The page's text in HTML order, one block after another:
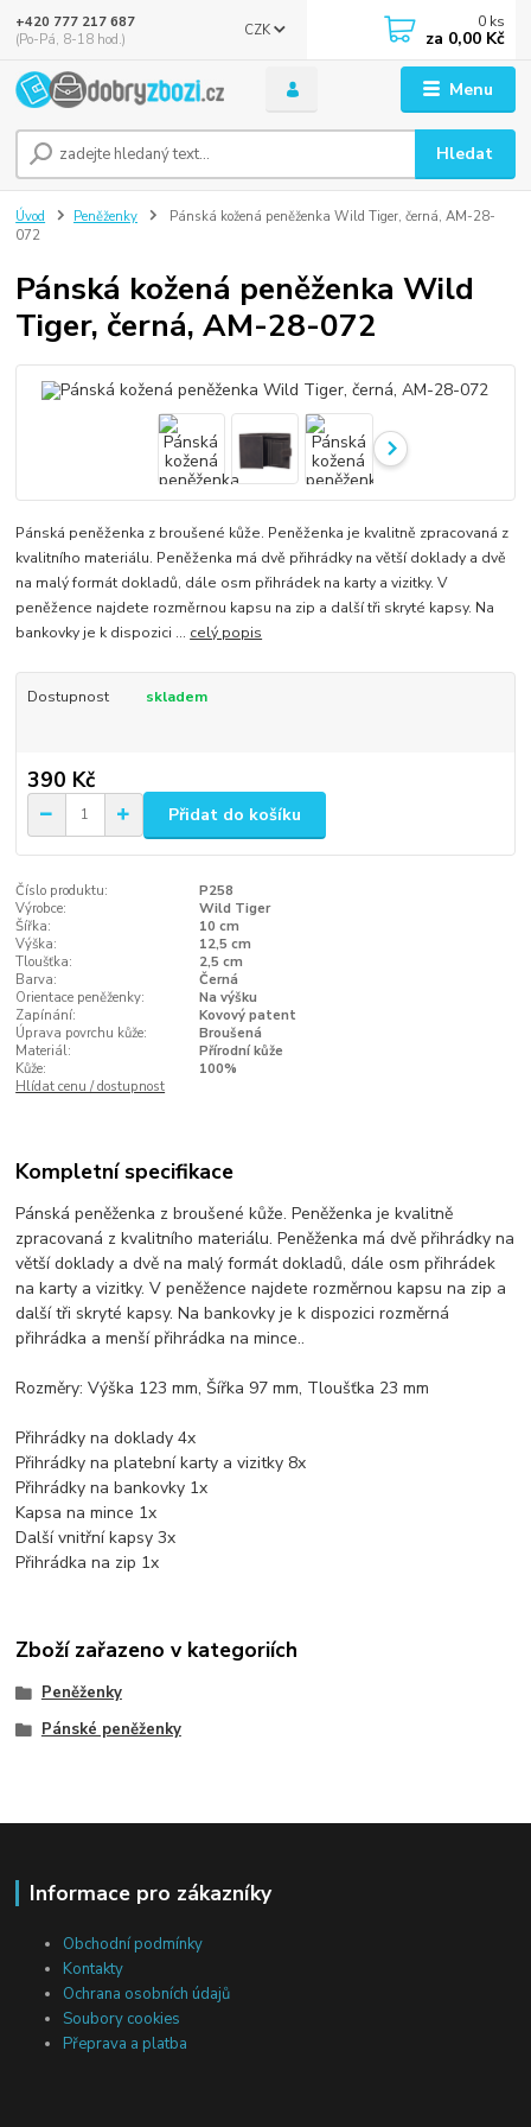
Menu
CZK
Hledat
+420 777 217 687
(Po-Pá, 8-18 hod.)
0 ks
za 0,00 Kč
Úvod Peněženky
Pánská kožená peněženka Wild Tiger, černá, AM-28-
072
Pánská kožená peněženka Wild
Tiger, černá, AM-28-072
Pánská peněženka z broušené kůže. Peněženka je kvalitně zpracovaná z
kvalitního materiálu. Peněženka má dvě přihrádky na větší doklady a dvě
na malý formát dokladů, dále osm přihrádek na karty a vizitky. V
peněžence najdete rozměrnou kapsu na zip a další tři skryté kapsy. Na
bankovky je k dispozici ... celý popis
Dostupnost skladem
390 Kč
Přidat do košíku
Číslo produktu:
P258
Výrobce:
Wild Tiger
Šířka:
10 cm
Výška:
12,5 cm
Tloušťka:
2,5 cm
Barva:
Černá
Orientace peněženky:
Na výšku
Zapínání:
Kovový patent
Úprava povrchu kůže:
Broušená
Materiál:
Přírodní kůže
Kůže:
100%
Hlídat cenu / dostupnost
Kompletní specifikace
Pánská peněženka z broušené kůže. Peněženka je kvalitně
zpracovaná z kvalitního materiálu. Peněženka má dvě přihrádky na
větší doklady a dvě na malý formát dokladů, dále osm přihrádek
na karty a vizitky. V peněžence najdete rozměrnou kapsu na zip a
další tři skryté kapsy. Na bankovky je k dispozici rozměrná
přihrádka a menší přihrádka na mince..
Rozměry: Výška 123 mm, Šířka 97 mm, Tloušťka 23 mm
Přihrádky na doklady 4x
Přihrádky na platební karty a vizitky 8x
Přihrádky na bankovky 1x
Kapsa na mince 1x
Další vnitřní kapsy 3x
Přihrádka na zip 1x
Zboží zařazeno v kategoriích
Peněženky
Pánské peněženky
Informace pro zákazníky
Obchodní podmínky
Kontakty
Ochrana osobních údajů
Soubory cookies
Přeprava a platba